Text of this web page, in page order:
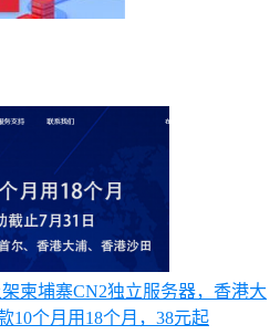
柬埔寨CN2独立服务器，香港大
10个月用18个月，38元起